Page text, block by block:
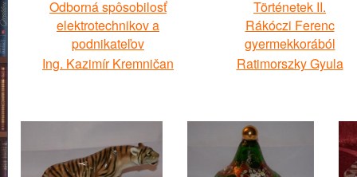
Odborná spôsobilosť
elektrotechnikov a
podnikateľov
Ing. Kazimír Kremničan
Történetek II.
Rákóczi Ferenc
gyermekkorából
Ratimorszky Gyula